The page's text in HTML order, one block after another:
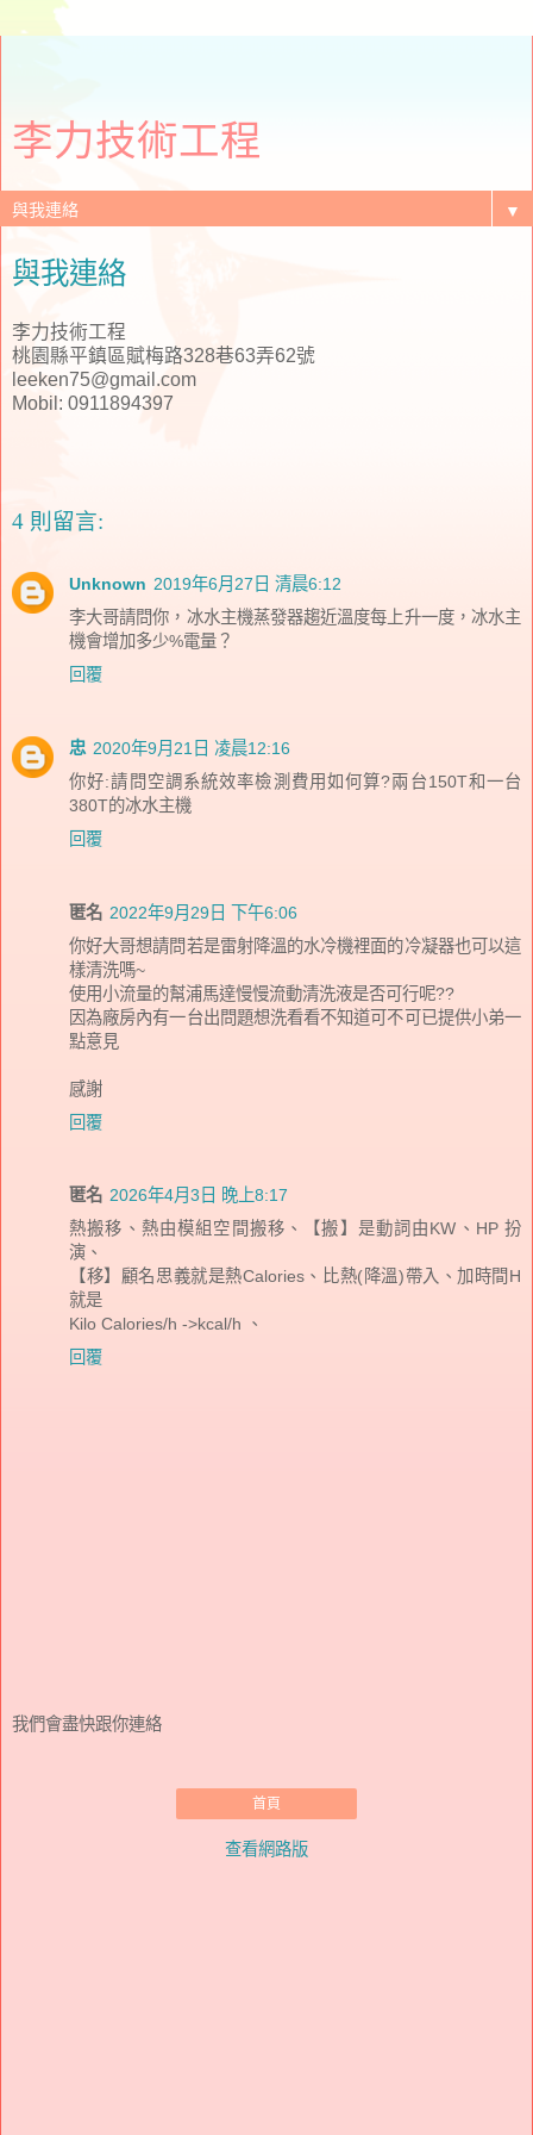
李力技術工程
▼
與我連絡
李力技術工程
桃園縣平鎮區賦梅路328巷63弄62號
leeken75@gmail.com
Mobil: 0911894397
4 則留言:
Unknown 2019年6月27日 清晨6:12
李大哥請問你，冰水主機蒸發器趨近溫度每上升一度，冰水主
機會增加多少%電量？
回覆
忠 2020年9月21日 凌晨12:16
你好:請問空調系統效率檢測費用如何算?兩台150T和一台
380T的冰水主機
回覆
匿名 2022年9月29日 下午6:06
你好大哥想請問若是雷射降溫的水冷機裡面的冷凝器也可以這
樣清洗嗎~
使用小流量的幫浦馬達慢慢流動清洗液是否可行呢??
因為廠房內有一台出問題想洗看看不知道可不可已提供小弟一
點意見
感謝
回覆
匿名 2026年4月3日 晚上8:17
熱搬移、熱由模組空間搬移、【搬】是動詞由KW、HP 扮
演、
【移】顧名思義就是熱Calories、比熱(降溫)帶入、加時間H
就是
Kilo Calories/h ->kcal/h 、
回覆
我們會盡快跟你連絡
首頁
查看網路版